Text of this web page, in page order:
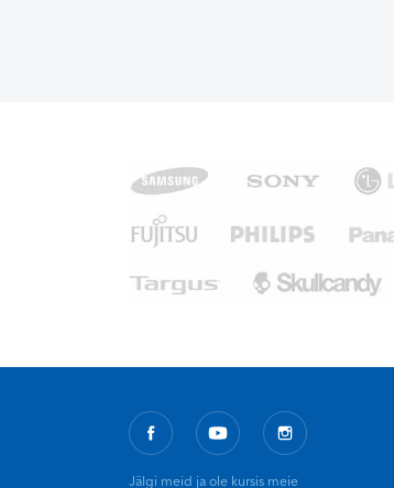
Jälgi meid ja ole kursis meie